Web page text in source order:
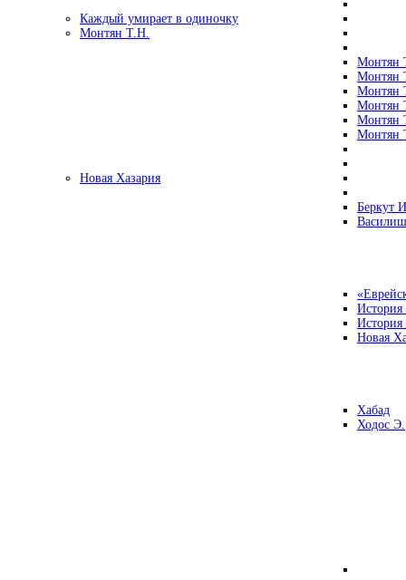
Каждый умирает в одиночку
Монтян Т.Н.
Монтян
Монтян
Монтян
Монтян
Монтян
Монтян
Новая Хазария
Беркут
Новая
Хабад
Ходос Э.